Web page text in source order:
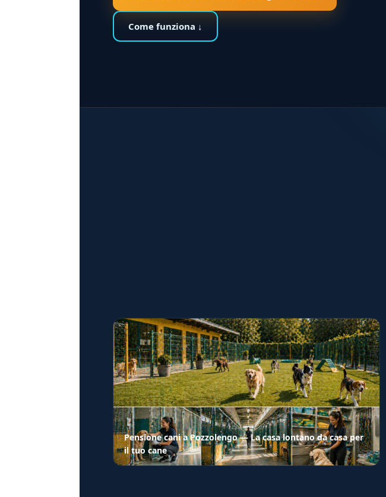
Come funziona ↓
Pensione cani a Pozzolengo — La casa lontano da casa per
il tuo cane